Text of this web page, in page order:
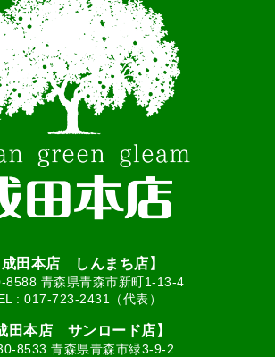
成田本店 しんまち店】
8588 青森県青森市新町1-13-4
: 017-723-2431（代表）
田本店 サンロード店】
8533 青森県青森市緑3-9-2